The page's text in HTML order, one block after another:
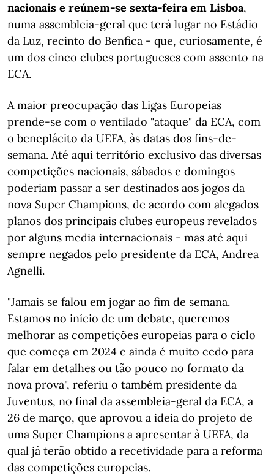
nacionais e reúnem-se sexta-feira em Lisboa,
numa assembleia-geral que terá lugar no Estádio
da Luz, recinto do Benfica - que, curiosamente, é
um dos cinco clubes portugueses com assento na
ECA.
A maior preocupação das Ligas Europeias
prende-se com o ventilado "ataque" da ECA, com
o beneplácito da UEFA, às datas dos fins-de-
semana. Até aqui território exclusivo das diversas
competições nacionais, sábados e domingos
poderiam passar a ser destinados aos jogos da
nova Super Champions, de acordo com alegados
planos dos principais clubes europeus revelados
por alguns media internacionais - mas até aqui
sempre negados pelo presidente da ECA, Andrea
Agnelli.
"Jamais se falou em jogar ao fim de semana.
Estamos no início de um debate, queremos
melhorar as competições europeias para o ciclo
que começa em 2024 e ainda é muito cedo para
falar em detalhes ou tão pouco no formato da
nova prova", referiu o também presidente da
Juventus, no final da assembleia-geral da ECA, a
26 de março, que aprovou a ideia do projeto de
uma Super Champions a apresentar à UEFA, da
qual já terão obtido a recetividade para a reforma
das competições europeias.